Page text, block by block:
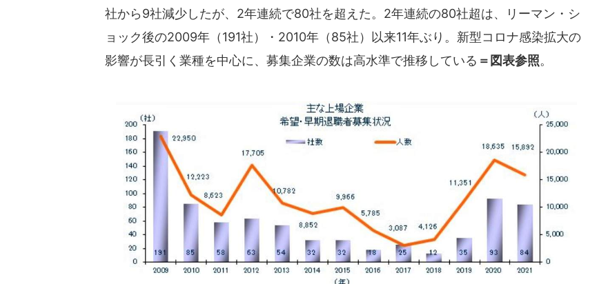
社から9社減少したが、2年連続で80社を超えた。2年連続の80社超は、リーマン・シ
ョック後の2009年（191社）・2010年（85社）以来11年ぶり。新型コロナ感染拡大の
影響が長引く業種を中心に、募集企業の数は高水準で推移している ＝図表参照。